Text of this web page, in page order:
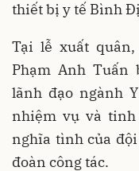
thiết bị y tế Bình
Tại lễ xuất
Phạm Anh Tuấn
lãnh đạo ngành
nhiệm vụ và
nghĩa tình của
đoàn công tác.